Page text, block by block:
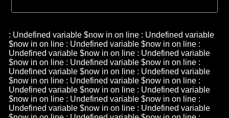
: Undefined variable $now inon line : Undefined variable
$now inon line : Undefined variable $now inon line :
Undefined variable $now inon line : Undefined variable
$now inon line : Undefined variable $now inon line :
Undefined variable $now inon line : Undefined variable
$now inon line : Undefined variable $now inon line :
Undefined variable $now inon line : Undefined variable
$now inon line : Undefined variable $now inon line :
Undefined variable $now inon line : Undefined variable